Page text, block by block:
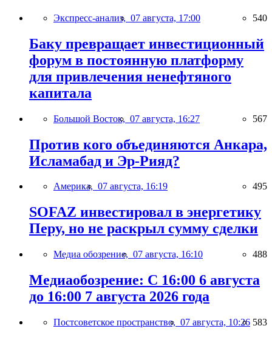
Экспресс-анализ, 07 августа, 17:00 540
Баку превращает инвестиционный
форум в постоянную платформу
для привлечения ненефтяного
капитала
Большой Восток, 07 августа, 16:27 567
Против кого объединяются Анкара,
Исламабад и Эр-Рияд?
Америка, 07 августа, 16:19 495
SOFAZ инвестировал в энергетику
Перу, но не раскрыл сумму сделки
Медиа обозрение, 07 августа, 16:10 488
Медиаобозрение: С 16:00 6 августа
до 16:00 7 августа 2026 года
Постсоветское пространство, 07 августа, 10:26 583